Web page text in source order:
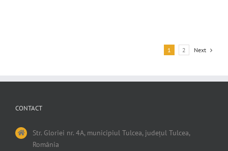
1 2 Next
CONTACT
Str. Gloriei nr. 4A, municipiul Tulcea, județul Tulcea,
România